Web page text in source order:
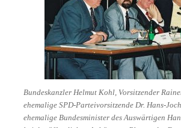
Bundeskanzler Helmut Kohl, Vorsitzender
ehemalige SPD-Parteivorsitzende Dr. Hans-
ehemalige Bundesminister des Auswärtigen